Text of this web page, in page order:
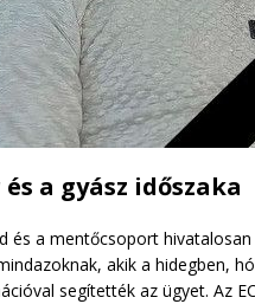
a gyász időszaka
és a mentőcsoport
akik a hidegben,
segítették az ügyet. Az